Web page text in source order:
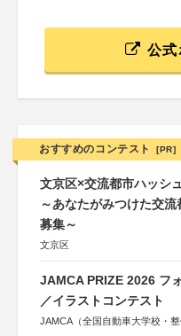
公
おすすめのコンテスト [PR]
文京区×交流都市ハッシ
～あなたがみつけた交
募集～
文京区
JAMCA PRIZE 2026 フ
／イラストコンテスト
JAMCA（全国自動車大学校・整